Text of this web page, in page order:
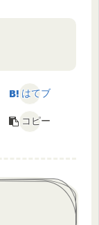
はてブ
コピー